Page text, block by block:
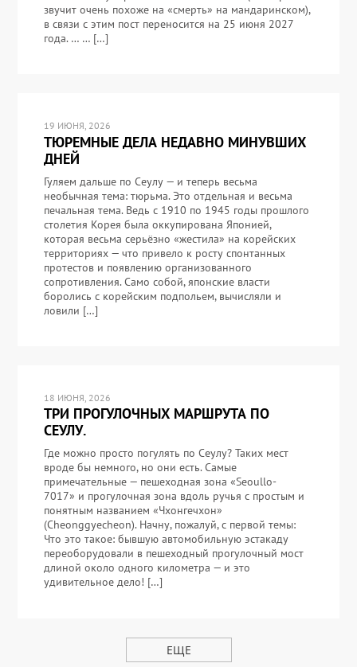
звучит очень похоже на «смерть» на мандаринском),
в связи с этим пост переносится на 25 июня 2027
года. … … […]
19 ИЮНЯ, 2026
ТЮРЕМНЫЕ ДЕЛА НЕДАВНО МИНУВШИХ
ДНЕЙ
Гуляем дальше по Сеулу — и теперь весьма
необычная тема: тюрьма. Это отдельная и весьма
печальная тема. Ведь с 1910 по 1945 годы прошлого
столетия Корея была оккупирована Японией,
которая весьма серьёзно «жестила» на корейских
территориях — что привело к росту спонтанных
протестов и появлению организованного
сопротивления. Само собой, японские власти
боролись с корейским подпольем, вычисляли и
ловили […]
18 ИЮНЯ, 2026
ТРИ ПРОГУЛОЧНЫХ МАРШРУТА ПО
СЕУЛУ.
Где можно просто погулять по Сеулу? Таких мест
вроде бы немного, но они есть. Самые
примечательные — пешеходная зона «Seoullo-
7017» и прогулочная зона вдоль ручья с простым и
понятным названием «Чхонгечхон»
(Cheonggyecheon). Начну, пожалуй, с первой темы:
Что это такое: бывшую автомобильную эстакаду
переоборудовали в пешеходный прогулочный мост
длиной около одного километра — и это
удивительное дело! […]
ЕЩЕ